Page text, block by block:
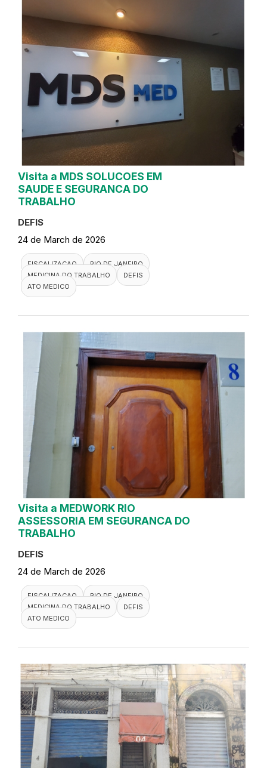
Visita a MDS SOLUCOES EM
SAUDE E SEGURANCA DO
TRABALHO
DEFIS
24 de March de 2026
FISCALIZACAO
RIO DE JANEIRO
MEDICINA DO TRABALHO
DEFIS
ATO MEDICO
Visita a MEDWORK RIO
ASSESSORIA EM SEGURANCA DO
TRABALHO
DEFIS
24 de March de 2026
FISCALIZACAO
RIO DE JANEIRO
MEDICINA DO TRABALHO
DEFIS
ATO MEDICO